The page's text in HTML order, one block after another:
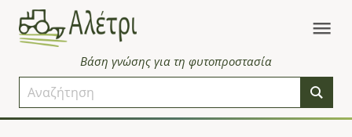
Βάση γνώσης για τη φυτοπροστασία